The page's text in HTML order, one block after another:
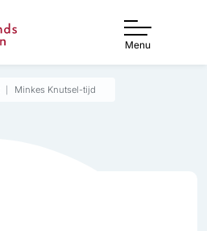
Menu
Minkes Knutsel-tijd